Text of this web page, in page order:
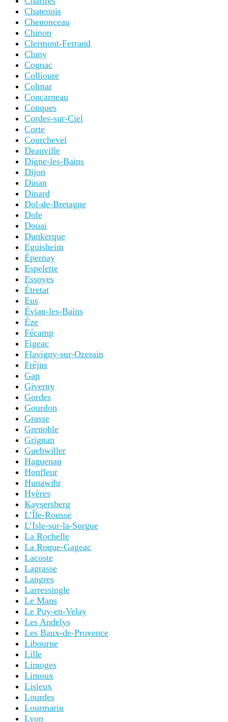
Chatenois
Chenonceau
Chinon
Clermont-Ferrand
Cluny
Cognac
Collioure
Colmar
Concarneau
Conques
Cordes-sur-Ciel
Corte
Courchevel
Deauville
Digne-les-Bains
Dijon
Dinan
Dinard
Dol-de-Bretagne
Dole
Douai
Dunkerque
Eguisheim
Épernay
Espelette
Essoyes
Étretat
Eus
Évian-les-Bains
Èze
Fécamp
Figeac
Flavigny-sur-Ozerain
Fréjus
Gap
Giverny
Gordes
Gourdon
Grasse
Grenoble
Grignan
Guebwiller
Haguenau
Honfleur
Hunawihr
Hyères
Kaysersberg
L’Île-Rousse
L’Isle-sur-la-Sorgue
La Rochelle
La Roque-Gageac
Lacoste
Lagrasse
Langres
Larressingle
Le Mans
Le Puy-en-Velay
Les Andelys
Les Baux-de-Provence
Libourne
Lille
Limoges
Limoux
Lisieux
Lourdes
Lourmarin
Lyon